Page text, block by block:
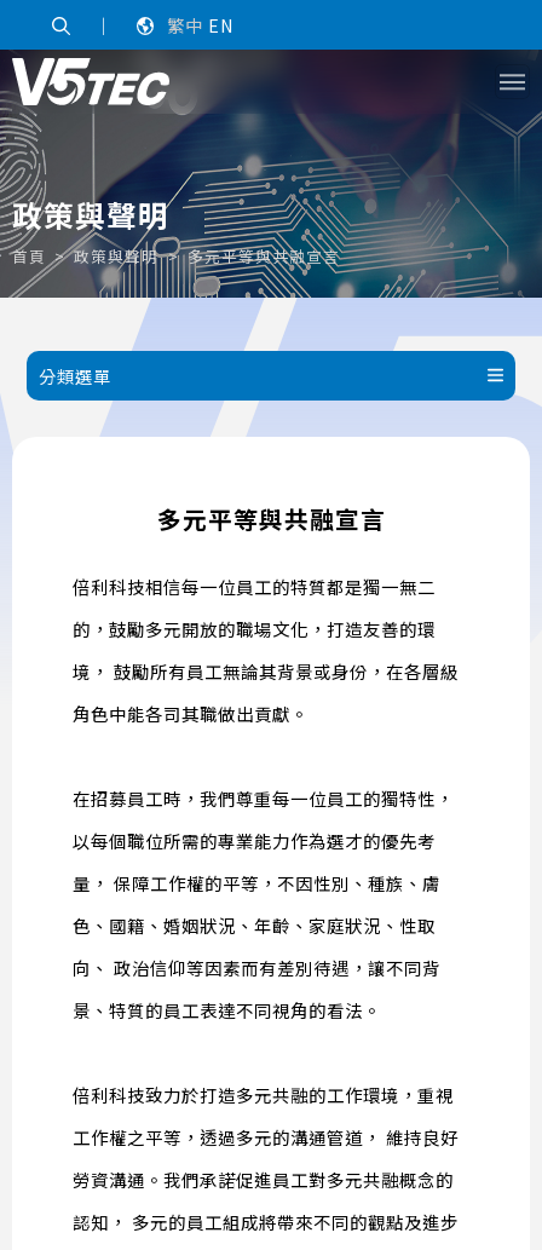
｜ 繁中 EN
政策與聲明
首頁 政策與聲明 多元平等與共融宣言
分類選單
多元平等與共融宣言
倍利科技相信每一位員工的特質都是獨一無二
的，鼓勵多元開放的職場文化，打造友善的環
境， 鼓勵所有員工無論其背景或身份，在各層級
角色中能各司其職做出貢獻。
在招募員工時，我們尊重每一位員工的獨特性，
以每個職位所需的專業能力作為選才的優先考
量， 保障工作權的平等，不因性別、種族、膚
色、國籍、婚姻狀況、年齡、家庭狀況、性取
向、 政治信仰等因素而有差別待遇，讓不同背
景、特質的員工表達不同視角的看法。
倍利科技致力於打造多元共融的工作環境，重視
工作權之平等，透過多元的溝通管道， 維持良好
勞資溝通。我們承諾促進員工對多元共融概念的
認知， 多元的員工組成將帶來不同的觀點及進步